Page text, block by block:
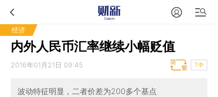
经济
内外人民币汇率继续小幅贬值
2016年01月21日 09:45 T中
波动特征明显，二者价差为200多个基点